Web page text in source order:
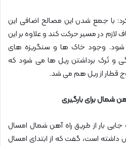
با جمع شدن این مصالح اضافی این
لازم در مسیر حرکت کند و علاوه بر این
وجود خاک ها و سنگریزه های
و تَرک برداشتن ریل ها می شود که
قطار از ریل هم می شد.
شمال برای بارگیری
جایی بار از طریق راه آهن شمال امسال
درصد افزایش داشته است، گفت که از ابتدای امسال